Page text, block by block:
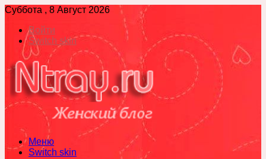
Суббота , 8 Август 2026
Войти
Switch skin
Меню
Switch skin